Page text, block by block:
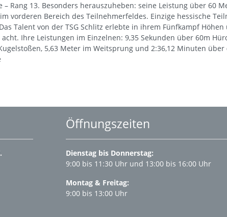
– Rang 13. Besonders herauszuheben: seine Leistung über 60
vorderen Bereich des Teilnehmerfeldes. Einzige hessische
Talent von der TSG Schlitz erlebte in ihrem Fünfkampf Höhen
Ihre Leistungen im Einzelnen: 9,35 Sekunden über 60m
5,63 Meter im Weitsprung und 2:36,12 Minuten über
Öffnungszeiten
Dienstag bis Donnerstag:
9:00 bis 11:30 Uhr und 13:00 bis 16:00 Uhr
Montag & Freitag:
9:00 bis 13:00 Uhr